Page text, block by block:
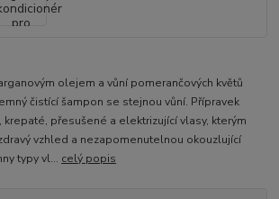
olejem a vůní pomerančových květů
čistící šampon se stejnou vůní. Přípravek
přesušené a elektrizující vlasy, kterým
vzhled a nezapomenutelnou okouzlující
typy vl... celý popis